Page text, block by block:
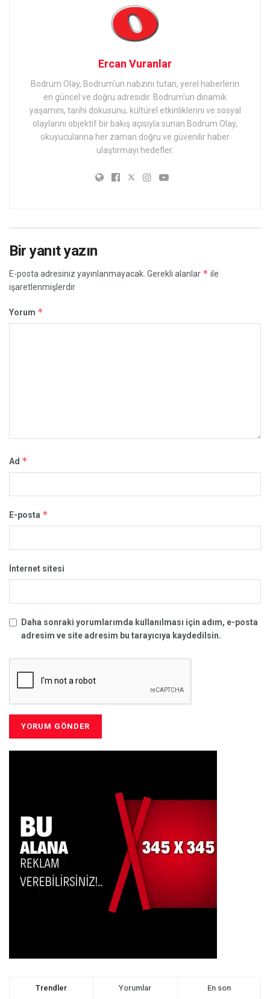
Ercan Vuranlar
Bodrum Olay, Bodrum'un nabzını tutan, yerel haberlerin
en güncel ve doğru adresidir. Bodrum'un dinamik
yaşamını, tarihi dokusunu, kültürel etkinliklerini ve sosyal
olaylarını objektif bir bakış açısıyla sunan Bodrum Olay,
okuyucularına her zaman doğru ve güvenilir haber
ulaştırmayı hedefler.
Bir yanıt yazın
E-posta adresiniz yayınlanmayacak. Gerekli alanlar * ile
işaretlenmişlerdir
Yorum *
Ad *
E-posta *
İnternet sitesi
Daha sonraki yorumlarımda kullanılması için adım, e-posta
adresim ve site adresim bu tarayıcıya kaydedilsin.
Trendler Yorumlar En son